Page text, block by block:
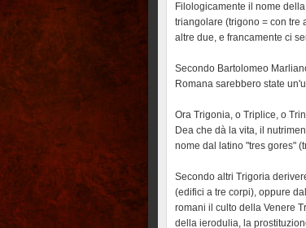
Filologicamente il nome
triangolare (trigono = con tre
altre due, e francamente ci
Secondo Bartolomeo
Romana sarebbero state
Ora Trigonia, o Triplice, o
Dea che dà la vita, il
nome dal latino "tres gores"
Secondo altri Trigoria
(edifici a tre corpi), oppure
romani il culto della Venere
della ierodulia, la